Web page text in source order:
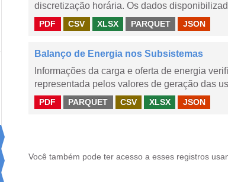
discretização horária. Os dados
PDF CSV XLSX PARQUET JSON
Balanço de Energia nos Subsistemas
Informações da carga e oferta de energia
representada pelos valores de geração das
PDF PARQUET CSV XLSX JSON
Você também pode ter acesso a esses registros